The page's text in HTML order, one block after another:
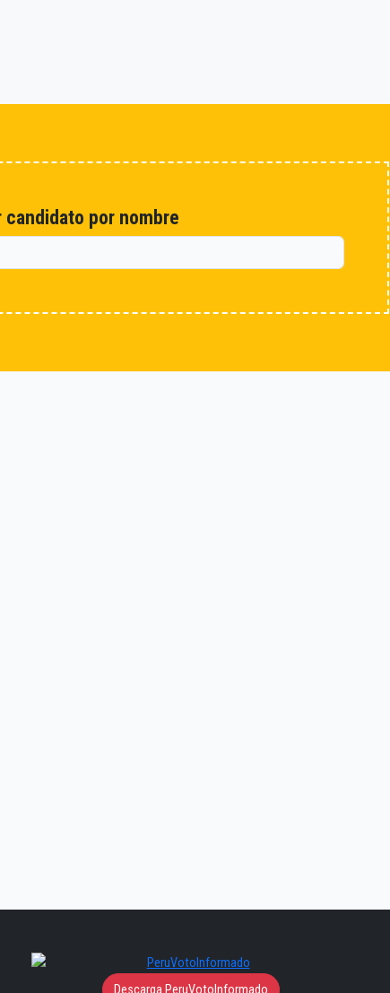
candidato por nombre
Descarga PeruVotoInformado